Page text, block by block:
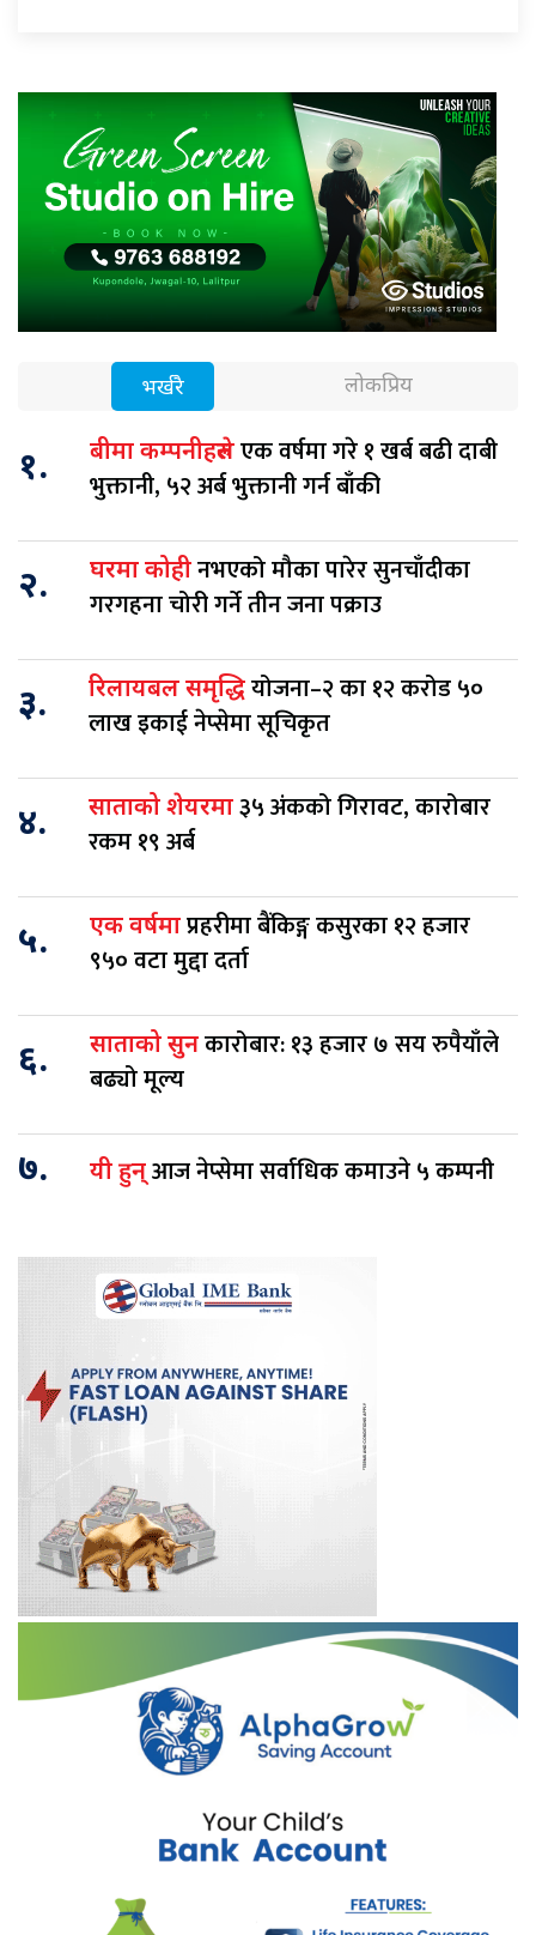
भर्खरै लोकप्रिय
१. बीमा कम्पनीहरुलेएक वर्षमा गरे १ खर्ब बढी दाबी
भुक्तानी, ५२ अर्ब भुक्तानी गर्न बाँकी
२. घरमा कोहीनभएको मौका पारेर सुनचाँदीका
गरगहना चोरी गर्ने तीन जना पक्राउ
३. रिलायबल समृद्धियोजना–२ का १२ करोड ५०
लाख इकाई नेप्सेमा सूचिकृत
४. साताको शेयरमा३५ अंकको गिरावट, कारोबार
रकम १९ अर्ब
५. एक वर्षमाप्रहरीमा बैंकिङ्ग कसुरका १२ हजार
९५० वटा मुद्दा दर्ता
६. साताको सुनकारोबार: १३ हजार ७ सय रुपैयाँले
बढ्यो मूल्य
७. यी हुन्आज नेप्सेमा सर्वाधिक कमाउने ५ कम्पनी